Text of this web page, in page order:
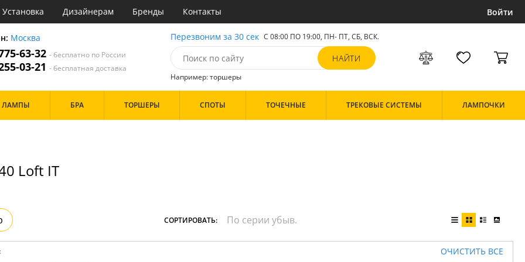
Установка Дизайнерам Бренды Контакты Войти
Москва
63-32- бесплатно по России
03-21- бесплатная доставка
Перезвоним за 30 сек С 08:00 ПО 19:00, ПН- ПТ, СБ, ВСК.
Например: торшеры
ЛАМПЫ БРА ТОРШЕРЫ СПОТЫ ТОЧЕЧНЫЕ ТРЕКОВЫЕ СИСТЕМЫ ЛАМПОЧКИ
Loft IT
СОРТИРОВАТЬ:
ОЧИСТИТЬ ВСЕ